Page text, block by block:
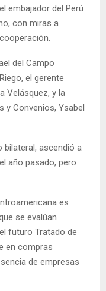
embajador del Perú
con miras a
del Campo
el gerente
Velásquez, y la
y Convenios, Ysabel
bilateral, ascendió a
año pasado, pero
es
se evalúan
futuro Tratado de
en compras
de empresas